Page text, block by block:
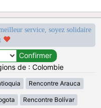
service, soyez solidaire
de : Colombie
Rencontre Arauca
Rencontre Bolívar